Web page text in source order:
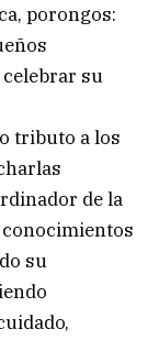
porongos:
su
tributo a los
de la
conocimientos
su